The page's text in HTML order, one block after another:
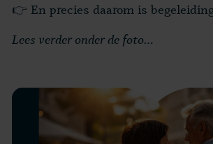
👉 En precies daarom is
Lees verder onder de foto…